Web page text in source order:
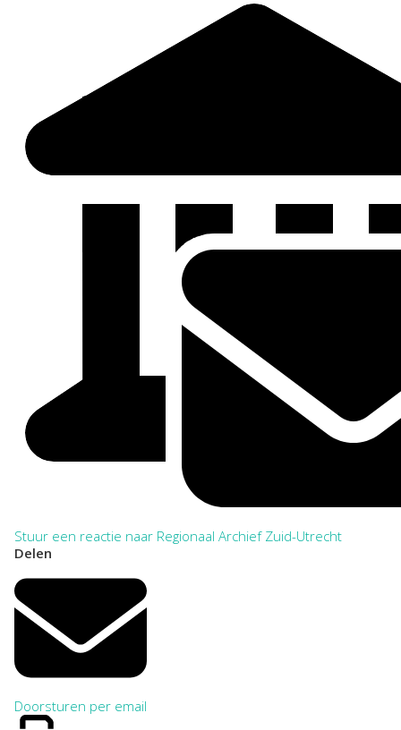
Stuur een reactie naar Regionaal Archief Zuid-Utrecht
Delen
Doorsturen per email